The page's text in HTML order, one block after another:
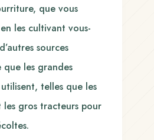
que vous
les cultivant vous-
sources
que les grandes
telles que les
les gros tracteurs pour